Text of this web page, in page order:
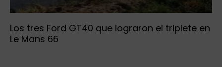
Los tres Ford GT40 que lograron el triplete en
Le Mans 66